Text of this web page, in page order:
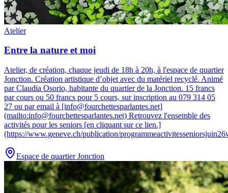
Atelier
Entre la nature et moi
Atelier, de création, chaque jeudi de 18h à 20h, à l'espace de quartier
Jonction. Création artistique d’objet avec du matériel recyclé. Animé
par Claudia Osorio, habitante du quartier de la Jonction. 15 francs
par cours ou 50 francs pour 5 cours, sur inscription au 079 314 05
27 ou par email à [info@fourchettesparlantes.net]
(mailto:info@fourchettesparlantes.net) Retrouvez l'ensemble des
activités pour les seniors [en cliquant sur ce lien.]
(https://www.geneve.ch/publication/
Espace de quartier Jonction